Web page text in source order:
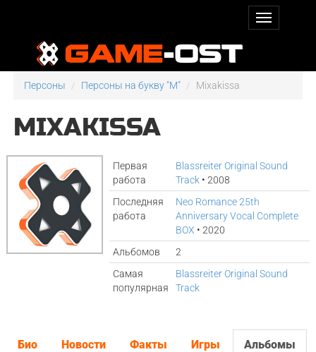
Персоны Персоны на букву "M" Mixakissa
MIXAKISSA
Первая
работа
Blassreiter Original Sound
Track • 2008
Последняя
работа
Neo Romance 25th
Anniversary Vocal Complete
BOX • 2020
Альбомов
2
Самая
популярная
Blassreiter Original Sound
Track
Био Новости Факты Игры Альбомы